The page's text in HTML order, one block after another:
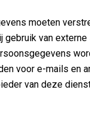
moeten
van
voor e-mails en
van deze